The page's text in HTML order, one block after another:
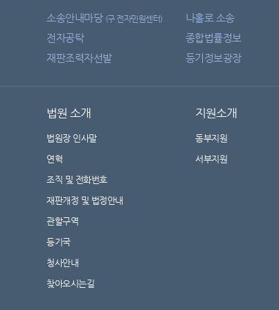
소송안내마당 (구 전자민원센터) 나홀로 소송
전자공탁
종합법률정보
재판조력자선발
등기정보광장
법원 소개
법원장 인사말
연혁
조직 및 전화번호
재판개정 및 법정안내
관할구역
등기국
청사안내
찾아오시는길
지원소개
동부지원
서부지원